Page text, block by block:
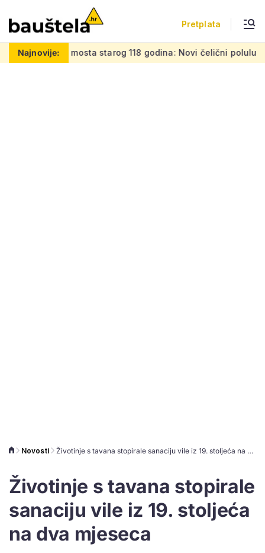
Pretplata
Najnovije:
starog 118 godina: Novi čelični poluluk lebdi nad
Novosti Životinje s tavana stopirale sanaciju vile iz 19. stoljeća na dva mjeseca
Životinje s tavana stopirale
sanaciju vile iz 19. stoljeća
na dva mjeseca